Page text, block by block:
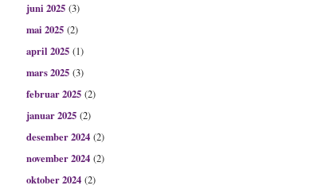
juni 2025 (3)
mai 2025 (2)
april 2025 (1)
mars 2025 (3)
februar 2025 (2)
januar 2025 (2)
desember 2024 (2)
november 2024 (2)
oktober 2024 (2)